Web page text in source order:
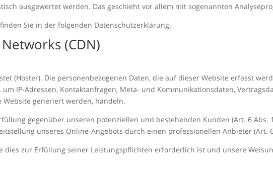
ausgewertet werden. Das geschieht vor allem mit sogenannten
Sie in der folgenden Datenschutzerklärung.
(CDN)
(Hoster). Die personenbezogenen Daten, die auf dieser Website erfasst
IP-Adressen, Kontaktanfragen, Meta- und Kommunikationsdaten,
generiert werden, handeln.
gegenüber unseren potenziellen und bestehenden Kunden (Art. 6 Abs.
unseres Online-Angebots durch einen professionellen Anbieter (Art. 6
zur Erfüllung seiner Leistungspflichten erforderlich ist und unsere